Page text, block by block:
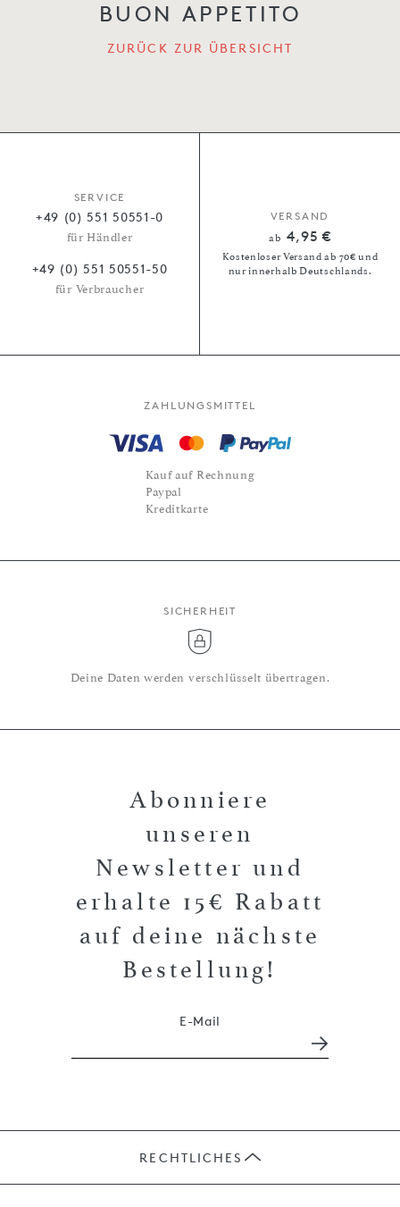
BUON APPETITO
ZURÜCK ZUR ÜBERSICHT
SERVICE
+49 (0) 551 50551-0
für Händler
+49 (0) 551 50551-50
für Verbraucher
VERSAND
ab 4,95 €
Kostenloser Versand ab 70€ und
nur innerhalb Deutschlands.
ZAHLUNGSMITTEL
Kauf auf Rechnung
Paypal
Kreditkarte
SICHERHEIT
Deine Daten werden verschlüsselt übertragen.
Abonniere
unseren
Newsletter und
erhalte 15€ Rabatt
auf deine nächste
Bestellung!
E-Mail
RECHTLICHES